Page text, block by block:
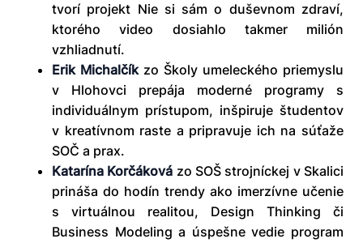
tvorí projekt Nie si sám o duševnom zdraví,
ktorého video dosiahlo takmer milión
vzhliadnutí.
Erik Michalčíkzo Školy umeleckého priemyslu
v Hlohovci prepája moderné programy s
individuálnym prístupom, inšpiruje študentov
v kreatívnom raste a pripravuje ich na súťaže
SOČ a prax.
Katarína Korčáková zo SOŠ strojníckej v Skalici
prináša do hodín trendy ako imerzívne učenie
s virtuálnou realitou, Design Thinking či
Business Modeling a úspešne vedie program